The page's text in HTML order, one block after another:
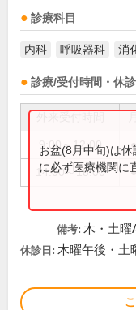
診療科目
内科 呼吸器科 消
診療/受付時間・休診
9:00～12:00 ●
14:00～18:00 ●
お盆(8月中旬)は
に必ず医療機関に
備考: 木・土曜
休診日: 木曜午後・土